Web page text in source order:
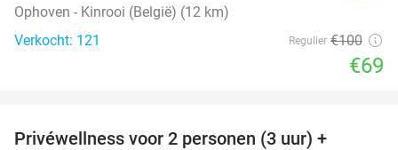
Ophoven - Kinrooi (België) (12 km)
Verkocht: 121
Regulier €100
€69
Privéwellness voor 2 personen (3 uur) +